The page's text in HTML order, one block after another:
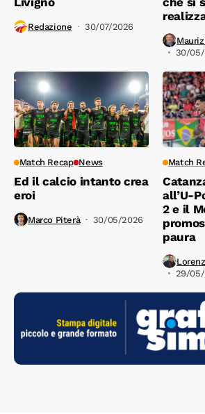
Redazione 30/07/2026
30/
Match Recap News
Ed il calcio intanto crea
eroi
Marco Piterà 30/05/2026
Match
all’U-
2 e il
paura
29/